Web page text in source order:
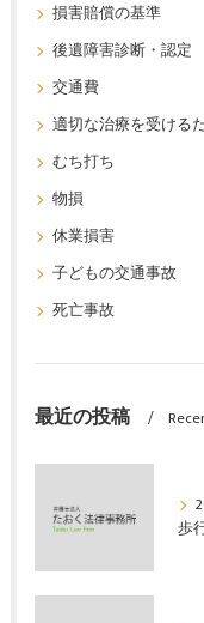
損害賠償の基準
後遺障害診断・認定
交通費
適切な治療を受ける
むち打ち
物損
休業損害
子どもの交通事故
死亡事故
最近の投稿